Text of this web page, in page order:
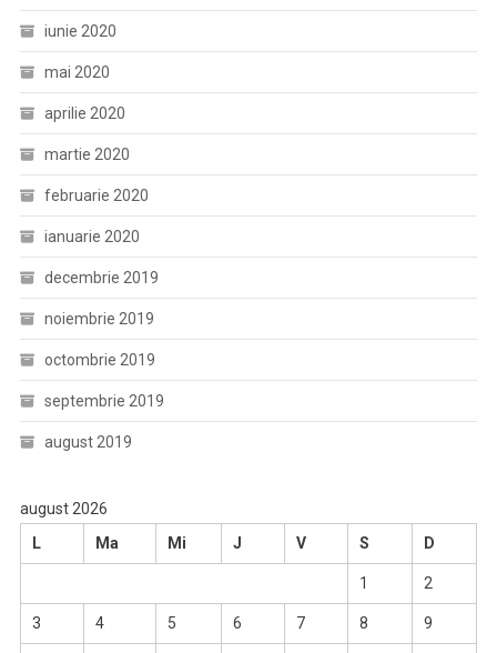
iunie 2020
mai 2020
aprilie 2020
martie 2020
februarie 2020
ianuarie 2020
decembrie 2019
noiembrie 2019
octombrie 2019
septembrie 2019
august 2019
august 2026
L
Ma Mi J V S D
1 2
3 4 5 6 7 8 9